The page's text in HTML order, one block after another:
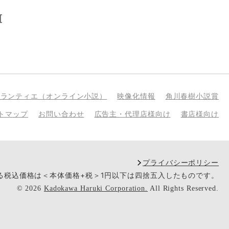
ンティエ（オンライン小説） 映像化情報 角川春樹小説賞
マップ お問い合わせ 広告主・代理店様向け 書店様向け
プライバシーポリシー
込価格は＜本体価格+税＞1円以下は四捨五入したものです。
© 2026 Kadokawa Haruki Corporation. All Rights Reserved.